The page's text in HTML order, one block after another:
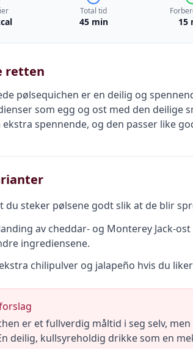
Total tid
45 min 15
retten
pølsequichen er en deilig og
som egg og ost med den deilige
spennende, og den passer like
du steker pølsene godt slik at de blir
av cheddar- og Monterey Jack-
ingrediensene.
chilipulver og jalapeño hvis du
er et fullverdig måltid i seg selv,
deilig, kullsyreholdig drikke som en